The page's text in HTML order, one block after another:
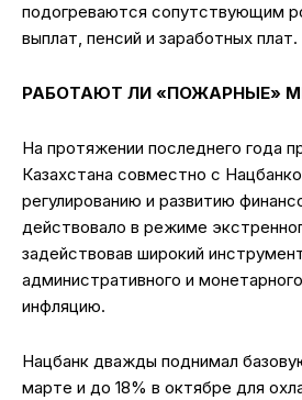
подогреваются сопутствующим
выплат, пенсий и заработных плат.
РАБОТАЮТ ЛИ «ПОЖАРНЫЕ»
На протяжении последнего года
Казахстана совместно с
регулированию и развитию
действовало в режиме
задействовав широкий
административного и
инфляцию.
Нацбанк дважды поднимал
марте и до 18% в октябре для